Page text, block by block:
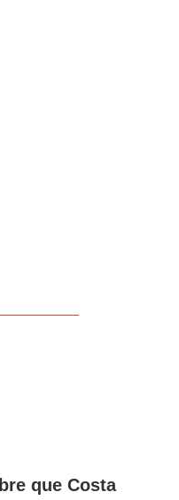
que Costa